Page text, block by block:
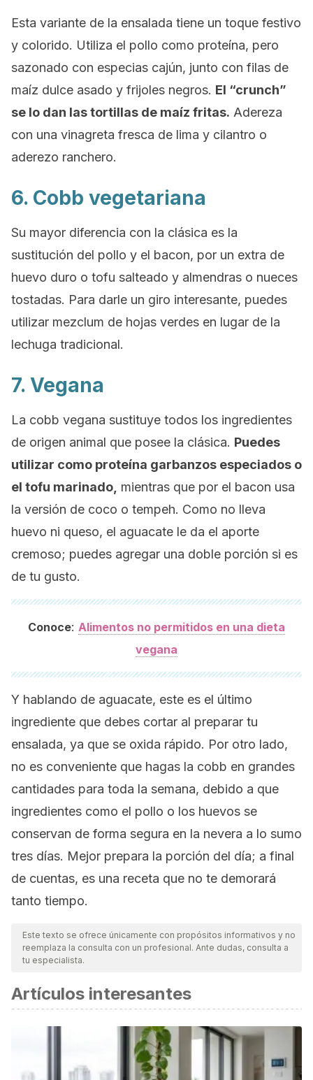
Esta variante de la ensalada tiene un toque festivo
y colorido. Utiliza el pollo como proteína, pero
sazonado con especias cajún, junto con filas de
maíz dulce asado y frijoles negros. El “crunch”
se lo dan las tortillas de maíz fritas. Adereza
con una vinagreta fresca de lima y cilantro o
aderezo ranchero.
6. Cobb vegetariana
Su mayor diferencia con la clásica es la
sustitución del pollo y el bacon, por un extra de
huevo duro o tofu salteado y almendras o nueces
tostadas. Para darle un giro interesante, puedes
utilizar mezclum de hojas verdes en lugar de la
lechuga tradicional.
7. Vegana
La cobb vegana sustituye todos los ingredientes
de origen animal que posee la clásica. Puedes
utilizar como proteína garbanzos especiados o
el tofu marinado, mientras que por el bacon usa
la versión de coco o tempeh. Como no lleva
huevo ni queso, el aguacate le da el aporte
cremoso; puedes agregar una doble porción si es
de tu gusto.
Conoce: Alimentos no permitidos en una dieta
vegana
Y hablando de aguacate, este es el último
ingrediente que debes cortar al preparar tu
ensalada, ya que se oxida rápido. Por otro lado,
no es conveniente que hagas la cobb en grandes
cantidades para toda la semana, debido a que
ingredientes como el pollo o los huevos se
conservan de forma segura en la nevera a lo sumo
tres días. Mejor prepara la porción del día; a final
de cuentas, es una receta que no te demorará
tanto tiempo.
Este texto se ofrece únicamente con propósitos informativos y no
reemplaza la consulta con un profesional. Ante dudas, consulta a
tu especialista.
Artículos interesantes